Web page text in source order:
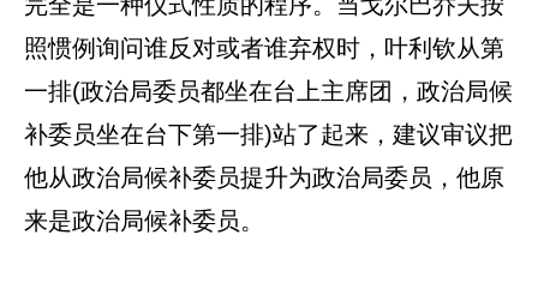
照惯例询问谁反对或者谁弃权时，叶利钦从第
一排(政治局委员都坐在台上主席团，政治局候
补委员坐在台下第一排)站了起来，建议审议把
他从政治局候补委员提升为政治局委员，他原
来是政治局候补委员。